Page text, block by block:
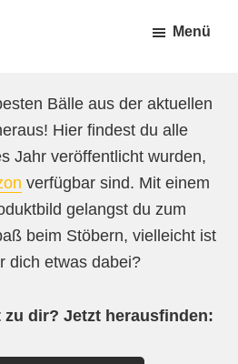
Menü
Bälle aus der aktuellen
Hier findest du alle
Jahr veröffentlicht wurden,
verfügbar sind. Mit einem
gelangst du zum
beim Stöbern, vielleicht ist
dich etwas dabei?
dir? Jetzt herausfinden: